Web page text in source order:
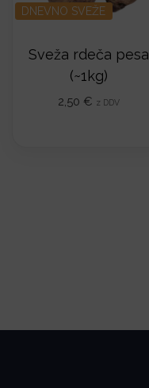
DNEVNO SVEŽE
Sveža rdeča pesa
(~1kg)
2,50 € z DDV